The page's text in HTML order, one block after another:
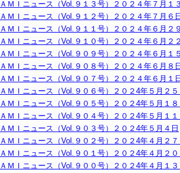
ＡＭＩニュース（Vol.９１３号）２０２４年７月１
ＡＭＩニュース（Vol.９１２号）２０２４年７月６
ＡＭＩニュース（Vol.９１１号）２０２４年６月２
ＡＭＩニュース（Vol.９１０号）２０２４年６月２
ＡＭＩニュース（Vol.９０９号）２０２４年６月１
ＡＭＩニュース（Vol.９０８号）２０２４年６月８
ＡＭＩニュース（Vol.９０７号）２０２４年６月１
ＡＭＩニュース（Vol.９０６号）２０２4年５月２
ＡＭＩニュース（Vol.９０５号）２０２4年５月１
ＡＭＩニュース（Vol.９０４号）２０２4年５月１
ＡＭＩニュース（Vol.９０３号）２０２4年５月４日
ＡＭＩニュース（Vol.９０２号）２０２4年４月２
ＡＭＩニュース（Vol.９０１号）２０２4年４月２
ＡＭＩニュース（Vol.９００号）２０２4年４月１